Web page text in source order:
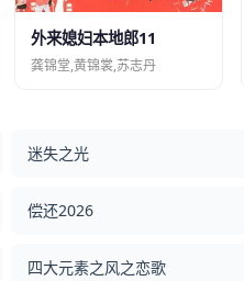
外来媳妇本地郎11
龚锦堂,黄锦裳,苏志丹
迷失之光
偿还2026
四大元素之风之恋歌